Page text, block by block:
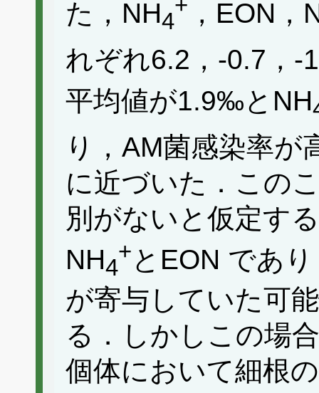
た，NH4
，EON，
れぞれ6.2，-0.7，
平均値が1.9‰とNH
り，AM菌感染率が
に近づいた．この
別がないと仮定す
NH4
+とEON であ
が寄与していた可
る．しかしこの場
個体において細根